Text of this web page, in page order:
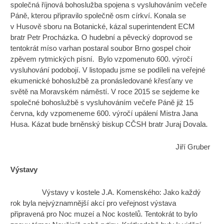
společná říjnová bohoslužba spojena s vysluhováním večeře
Páně, kterou připravilo společně osm církví. Konala se
v Husově sboru na Botanické, kázal superintendent ECM
bratr Petr Procházka. O hudební a pěvecký doprovod se
tentokrát míso varhan postaral soubor Brno gospel choir
zpěvem rytmických písní. Bylo vzpomenuto 600. výročí
vysluhování podobojí. V listopadu jsme se podíleli na veřejné
ekumenické bohoslužbě za pronásledované křesťany ve
světě na Moravském náměstí. V roce 2015 se sejdeme ke
společné bohoslužbě s vysluhováním večeře Páně již 15
června, kdy vzpomeneme 600. výročí upálení Mistra Jana
Husa. Kázat bude brněnský biskup CČSH bratr Juraj Dovala.
Jiří Gruber
Výstavy
Výstavy v kostele J.A. Komenského: Jako každý
rok byla nejvýznamnější akcí pro veřejnost výstava
připravená pro Noc muzeí a Noc kostelů. Tentokrát to bylo